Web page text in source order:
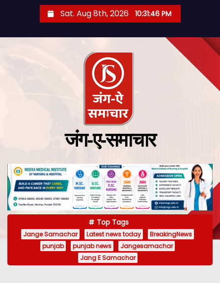
Sat. Aug 8th, 2026 10:31:47 PM
जंग-ए-समाचार
Top Tags
Jange Samachar Latest news today
BreakingNews
punjab
punjab news
Jangesamachar
Jang E Samachar